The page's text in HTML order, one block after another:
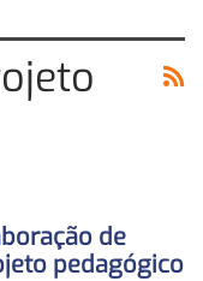
de
pedagógico